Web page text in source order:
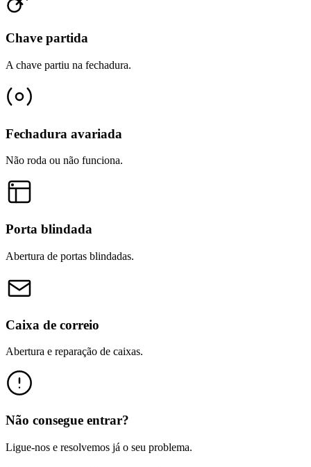
Chave partida
A chave partiu na fechadura.
Fechadura avariada
Não roda ou não funciona.
Porta blindada
Abertura de portas blindadas.
Caixa de correio
Abertura e reparação de caixas.
Não consegue entrar?
Ligue-nos e resolvemos já o seu problema.